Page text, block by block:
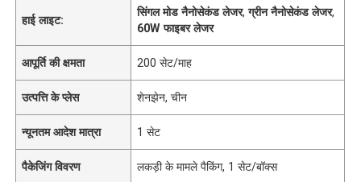
हाई लाइट:
सिंगल मोड नैनोसेकंड लेजर,ग्रीन नैनोसेकंड लेजर,
60W फाइबर लेजर
आपूर्ति की क्षमता 200 सेट/माह
उत्पत्ति के प्लेस शेनझेन, चीन
न्यूनतम आदेश मात्रा 1 सेट
पैकेजिंग विवरण लकड़ी के मामले पैकिंग, 1 सेट/बॉक्स